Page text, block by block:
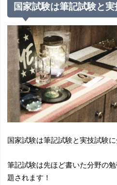
国家試験は筆記試験と
国家試験は筆記試験と実技試験に
筆記試験は先ほど書いた分野の
題されます！